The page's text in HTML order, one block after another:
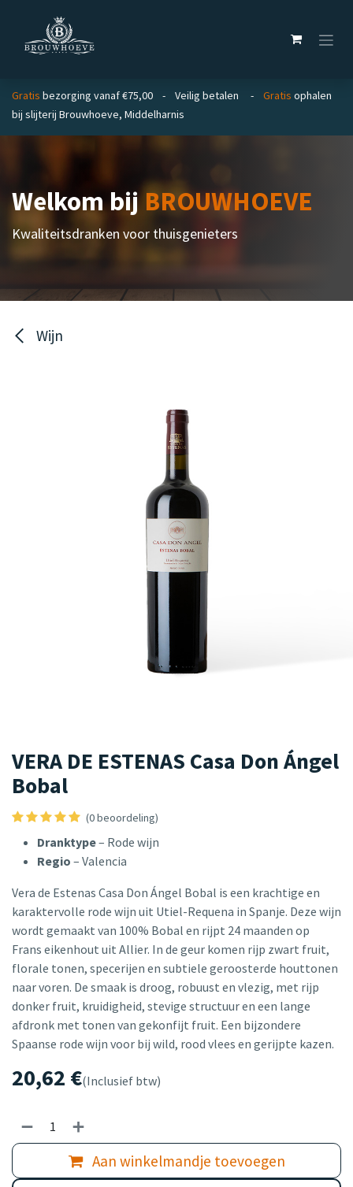
Gratis bezorging vanaf €75,00 - Veilig betalen - Gratis ophalen
bij slijterij Brouwhoeve, Middelharnis
Welkom bijBROUWHOEVE
Kwaliteitsdranken voor thuisgenieters
Wijn
VERA DE ESTENAS Casa Don Ángel
Bobal
(0 beoordeling)
Dranktype– Rode wijn
Regio – Valencia
Vera de Estenas Casa Don Ángel Bobal is een krachtige en
karaktervolle rode wijn uit Utiel-Requena in Spanje. Deze wijn
wordt gemaakt van 100% Bobal en rijpt 24 maanden op
Frans eikenhout uit Allier. In de geur komen rijp zwart fruit,
florale tonen, specerijen en subtiele geroosterde houttonen
naar voren. De smaak is droog, robuust en vlezig, met rijp
donker fruit, kruidigheid, stevige structuur en een lange
afdronk met tonen van gekonfijt fruit. Een bijzondere
Spaanse rode wijn voor bij wild, rood vlees en gerijpte kazen.
20,62 €(Inclusief btw)
Aan winkelmandje toevoegen